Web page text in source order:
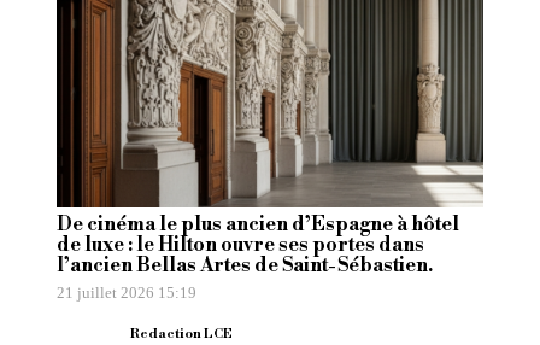
De cinéma le plus ancien d’Espagne à hôtel
de luxe : le Hilton ouvre ses portes dans
l’ancien Bellas Artes de Saint-Sébastien.
21 juillet 2026 15:19
Redaction LCE